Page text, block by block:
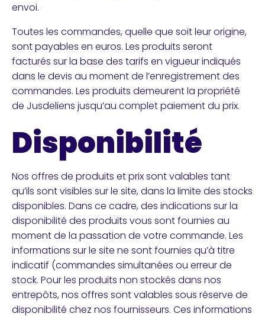
envoi.
Toutes les commandes, quelle que soit leur origine,
sont payables en euros. Les produits seront
facturés sur la base des tarifs en vigueur indiqués
dans le devis au moment de l’enregistrement des
commandes. Les produits demeurent la propriété
de Jusdeliens jusqu’au complet paiement du prix.
Disponibilité
Nos offres de produits et prix sont valables tant
qu’ils sont visibles sur le site, dans la limite des stocks
disponibles. Dans ce cadre, des indications sur la
disponibilité des produits vous sont fournies au
moment de la passation de votre commande. Les
informations sur le site ne sont fournies qu’à titre
indicatif (commandes simultanées ou erreur de
stock. Pour les produits non stockés dans nos
entrepôts, nos offres sont valables sous réserve de
disponibilité chez nos fournisseurs. Ces informations